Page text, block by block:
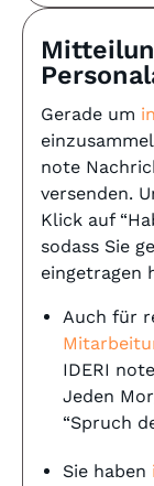
Gerade um
note
versenden.
Klick auf
sodass Sie
eingetragen
Auch für
IDERI
Jeden
“Spruch
Sie haben